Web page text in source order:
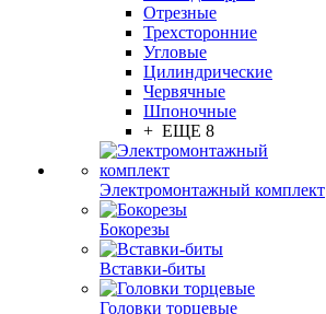
Отрезные
Трехсторонние
Угловые
Цилиндрические
Червячные
Шпоночные
+ ЕЩЕ 8
Электромонтажный комплект
Бокорезы
Вставки-биты
Головки торцевые